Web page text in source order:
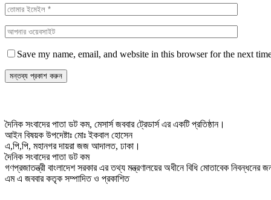
Save my name, email, and website in this browser for the next
দৈনিক সংবাদের পাতা ডট কম, মেসার্স জববার ট্রেডার্স এর একটি প্রতিষ্ঠান।
আইন বিষয়ক উপদেষ্টাঃ মোঃ ইকবাল হোসেন
এ,পি,পি, মহানগর দায়রা জজ আদালত, ঢাকা।
দৈনিক সংবাদের পাতা ডট কম
গণপ্রজাতন্ত্রী বাংলাদেশ সরকার এর তথ্য মন্ত্রণালয়ের অধীনে বিধি মোতাবেক নিবন্ধনের
এম এ জববার কতৃক সম্পাদিত ও প্রকাশিত